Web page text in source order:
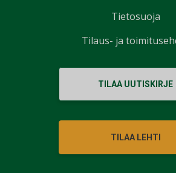
TILAA UUTISKIRJE
TILAA LEHTI
Tietosuoja
Tilaus- ja